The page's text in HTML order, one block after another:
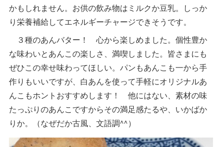
かもしれません。お供の飲み物はミルクか豆乳。しっか
り栄養補給してエネルギーチャージできそうです。
３種のあんバター！ 心から楽しめました。個性豊か
な味わいとあんこの楽しさ、満喫しました。皆さまにも
ぜひこの幸せ味わってほしい。パンもあんこも一から手
作りもいいですが、白あんを使って手軽にオリジナルあ
んこもホントおすすめします！ 他にはない、素材の味
たっぷりのあんこですからその満足感たるや、いかばか
りか。（なぜだか古風、文語調^^）